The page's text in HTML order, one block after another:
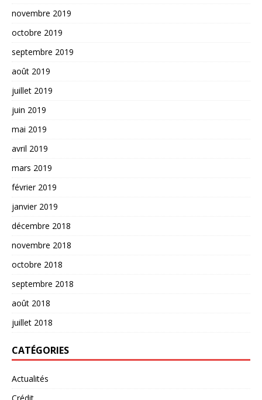
novembre 2019
octobre 2019
septembre 2019
août 2019
juillet 2019
juin 2019
mai 2019
avril 2019
mars 2019
février 2019
janvier 2019
décembre 2018
novembre 2018
octobre 2018
septembre 2018
août 2018
juillet 2018
CATÉGORIES
Actualités